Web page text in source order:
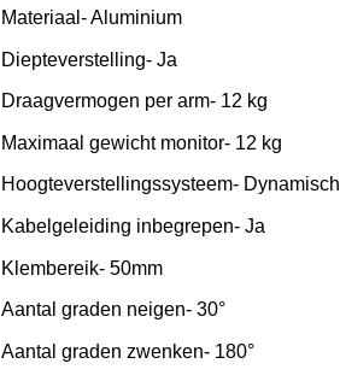
Materiaal- Aluminium
Diepteverstelling- Ja
Draagvermogen per arm- 12 kg
Maximaal gewicht monitor- 12 kg
Hoogteverstellingssysteem- Dynamisch
Kabelgeleiding inbegrepen- Ja
Klembereik- 50mm
Aantal graden neigen- 30°
Aantal graden zwenken- 180°